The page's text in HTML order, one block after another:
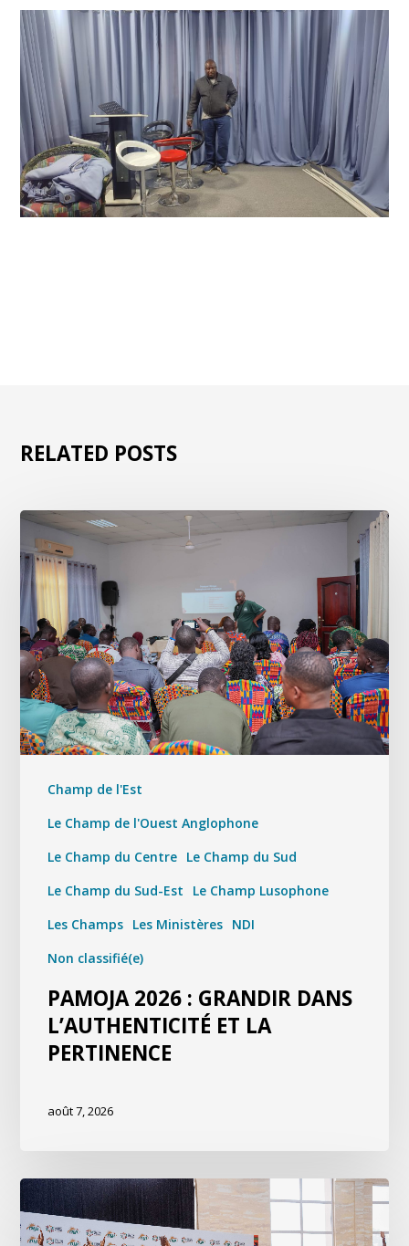
RELATED POSTS
Champ de l'Est
Le Champ de l'Ouest Anglophone
Le Champ du Centre Le Champ du Sud
Le Champ du Sud-Est
Le Champ Lusophone
Les Champs Les Ministères NDI
Non classifié(e)
PAMOJA 2026 : GRANDIR DANS
L’AUTHENTICITÉ ET LA
PERTINENCE
août 7, 2026